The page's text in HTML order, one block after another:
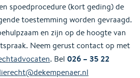
spoedprocedure (kort geding) de
toestemming worden gevraagd.
en zijn op de hoogte van
Neem gerust contact op met
. Bel 026 – 35 22